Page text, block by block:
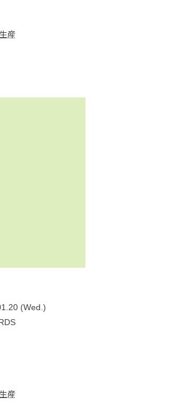
産
(Wed.)
産